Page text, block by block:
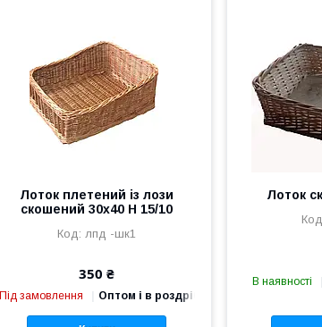
Лоток плетений із лози
скошений 30х40 Н 15/10
лпд -шк1
350 ₴
Під замовлення Оптом і в роздріб
Лоток
В наявності